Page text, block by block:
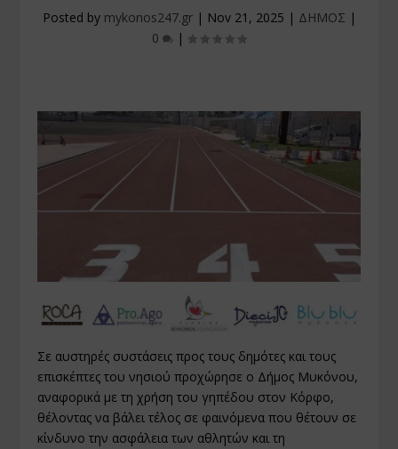
Posted by mykonos247.gr| Nov 21, 2025 | ΔΗΜΟΣ |
0
|
Σε αυστηρές συστάσεις προς τους δημότες και τους
επισκέπτες του νησιού προχώρησε ο Δήμος Μυκόνου,
αναφορικά με τη χρήση του γηπέδου στον Κόρφο,
θέλοντας να βάλει τέλος σε φαινόμενα που θέτουν σε
κίνδυνο την ασφάλεια των αθλητών και τη